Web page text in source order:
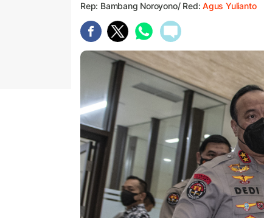
Rep: Bambang Noroyono/ Red:Agus Yulianto